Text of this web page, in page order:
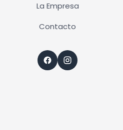
La Empresa
Contacto